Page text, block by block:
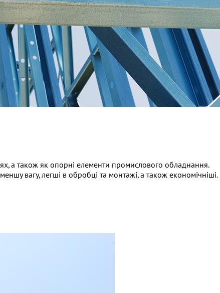
а також як опорні елементи промислового обладнання.
вагу, легші в обробці та монтажі, а також економічніші.